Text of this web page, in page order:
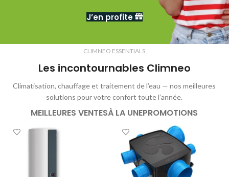
J’en profite
CLIMNEO ESSENTIALS
Les incontournables Climneo
Climatisation, chauffage et traitement de l’eau — nos meilleures
solutions pour votre confort toute l’année.
MEILLEURES VENTESÀ LA UNEPROMOTIONS